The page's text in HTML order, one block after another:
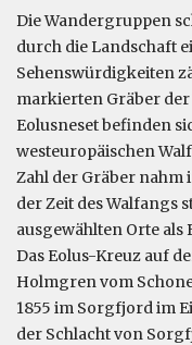
Die Wandergruppen
durch die Landschaft
Sehenswürdigkeiten
markierten Gräber
Eolusneset befinden
westeuropäischen
Zahl der Gräber nahm
der Zeit des Walfangs
ausgewählten Orte
Das Eolus-Kreuz auf
Holmgren vom
1855 im Sorgfjord im
der Schlacht von